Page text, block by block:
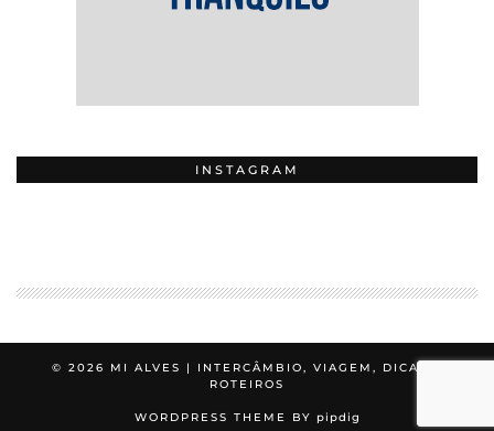
INSTAGRAM
© 2026
MI ALVES | INTERCÂMBIO, VIAGEM, DICAS E
ROTEIROS
WORDPRESS THEME BY pipdig